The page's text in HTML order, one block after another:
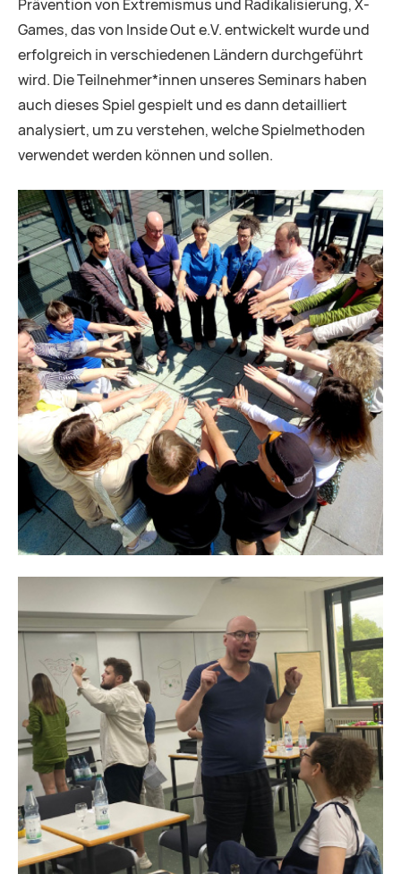
Prävention von Extremismus und Radikalisierung, X-
Games, das von Inside Out e.V. entwickelt wurde und
erfolgreich in verschiedenen Ländern durchgeführt
wird. Die Teilnehmer*innen unseres Seminars haben
auch dieses Spiel gespielt und es dann detailliert
analysiert, um zu verstehen, welche Spielmethoden
verwendet werden können und sollen.